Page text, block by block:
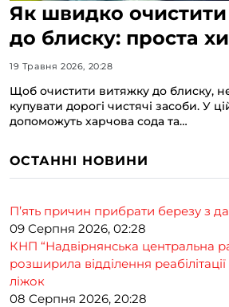
Як швидко
до блиску: проста
19 Травня 2026, 20:28
Щоб очистити витяжку до блиску,
купувати дорогі чистячі засоби. У
допоможуть харчова сода та…
ОСТАННІ НОВИНИ
П’ять причин прибрати березу з
09 Серпня 2026, 02:28
КНП “Надвірнянська центральна
розширила відділення
ліжок
08 Серпня 2026, 20:28